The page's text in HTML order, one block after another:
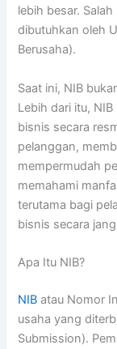
lebih besar.
dibutuhkan oleh
Berusaha).
Saat ini, NIB
Lebih dari itu,
bisnis secara
pelanggan,
mempermudah
memahami
terutama bagi
bisnis secara
Apa Itu NIB?
NIB atau Nomor
usaha yang
Submission).